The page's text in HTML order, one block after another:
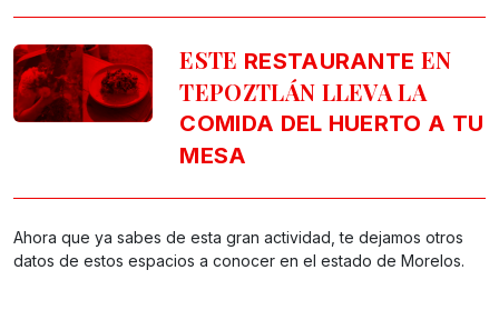
ESTE RESTAURANTE EN
TEPOZTLÁN LLEVA LA
COMIDA DEL HUERTO A TU
MESA
Ahora que ya sabes de esta gran actividad, te dejamos otros
datos de estos espacios a conocer en el estado de Morelos.